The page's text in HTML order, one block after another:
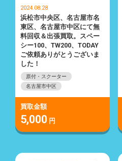
2024.08.28
浜松市中央区、名古屋市名
東区、名古屋市中区にて無
料回収＆出張買取。スペー
シー100、TW200、TODAY
ご依頼ありがとうございま
した！
原付・スクーター
名古屋市中区
買取金額
5,000 円